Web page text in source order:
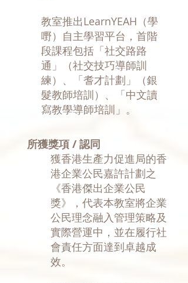
教室推出LearnYEAH（學
嘢）自主學習平台，首階
段課程包括「社交路路
通」（社交技巧導師訓
練）、「耆才計劃」（銀
髮教師培訓）、「中文讀
寫教學導師培訓」。
所獲獎項 / 認同
獲香港生產力促進局的香
港企業公民嘉許計劃之
《香港傑出企業公民
獎》，代表本教室將企業
公民理念融入管理策略及
實際營運中，並在履行社
會責任方面達到卓越成
效。